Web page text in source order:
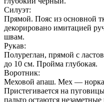
Силуэт:
Прямой. Пояс из основной
декорировано имитацией
швам.
Рукав:
Полуреглан, прямой с
до 10 см. Пройма глубокая.
Воротник:
Меховой апаш. Мех — норка
Пристегивается на
пальто остаются